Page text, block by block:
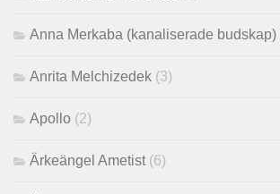
Anna Merkaba (kanaliserade budskap)
Anrita Melchizedek (3)
Apollo (2)
Ärkeängel Ametist (6)